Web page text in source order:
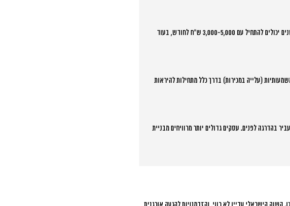
המלצה מקצועית היא להקצות 15-25% מתקציב השיווק הדיגיטלי לתוכן וידאו קצר. עסקים קטנים יכולים להתחיל עם 3,000-5,000 ש”ח לחודש, בעוד
נראות תוך 4-6 שבועות. תוצאות עסקיות משמעותיות (עלייה במכירות) בדרך כלל מתחילות להיראות
בהדרגה לפנים. עסקים גדולים יותר מרוויחים מבניית